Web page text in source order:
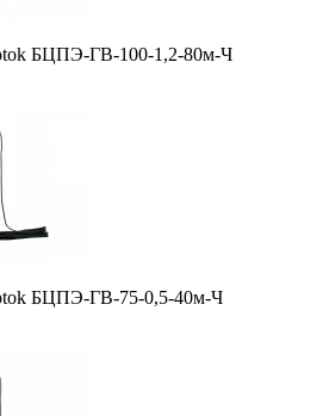
БЦПЭ-ГВ-100-1,2-80м-Ч
БЦПЭ-ГВ-75-0,5-40м-Ч